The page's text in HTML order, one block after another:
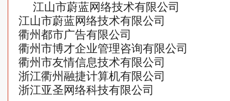
江山市蔚蓝网络技术有限公司
江山市蔚蓝网络技术有限公司
衢州都市广告有限公司
衢州市博才企业管理咨询有限公司
衢州市友情信息技术有限公司
浙江衢州融捷计算机有限公司
浙江亚圣网络科技有限公司